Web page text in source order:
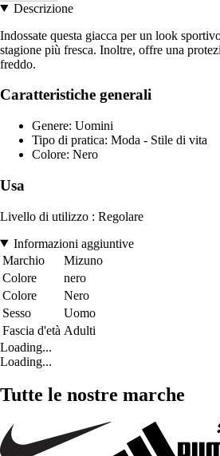
Descrizione
Indossate questa giacca per un look
stagione più fresca. Inoltre, offre una
freddo.
Caratteristiche generali
Genere: Uomini
Tipo di pratica: Moda - Stile di vita
Colore: Nero
Usa
Livello di utilizzo : Regolare
Informazioni aggiuntive
Marchio
Mizuno
Colore
nero
Colore
Nero
Sesso
Uomo
Fascia d'età Adulti
Loading...
Loading...
Tutte le nostre marche